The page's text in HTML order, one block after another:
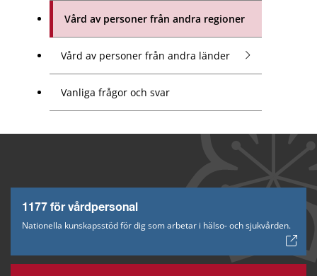
Vård av personer från andra regioner
Vård av personer från andra länder
Vanliga frågor och svar
1177 för vårdpersonal
Nationella kunskapsstöd för dig som arbetar i hälso- och sjukvården.